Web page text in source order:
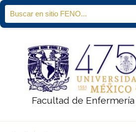
Search
for:
Facultad de